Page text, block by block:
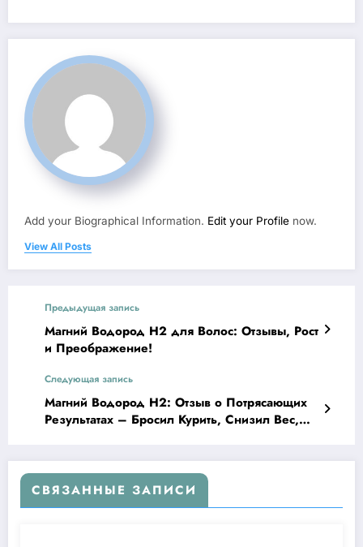
Add your Biographical Information. Edit your Profile now.
View All Posts
Предыдущая запись
Магний Водород Н2 для Волос: Отзывы, Рост
и Преображение!
Следующая запись
Магний Водород Н2: Отзыв о Потрясающих
Результатах – Бросил Курить, Снизил Вес,
СВЯЗАННЫЕ ЗАПИСИ